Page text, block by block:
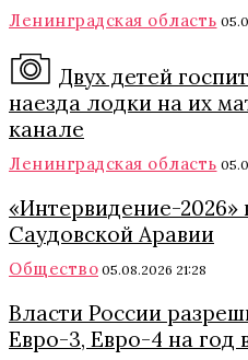
Ленинградская область
Двух детей
наезда лодки на их
канале
Ленинградская область
«Интервидение-2026»
Саудовской Аравии
Общество 05.08.2026 21:28
Власти России
Евро-3, Евро-4 на год